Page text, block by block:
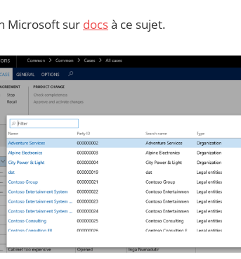
Microsoft sur docsà ce sujet.